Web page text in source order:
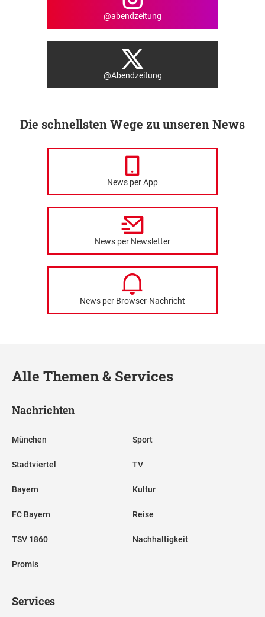
@abendzeitung
@Abendzeitung
Die schnellsten Wege zu unseren News
News per App
News per Newsletter
News per Browser-Nachricht
Alle Themen & Services
Nachrichten
München
Stadtviertel
Bayern
FC Bayern
TSV 1860
Promis
Sport
TV
Kultur
Reise
Nachhaltigkeit
Services